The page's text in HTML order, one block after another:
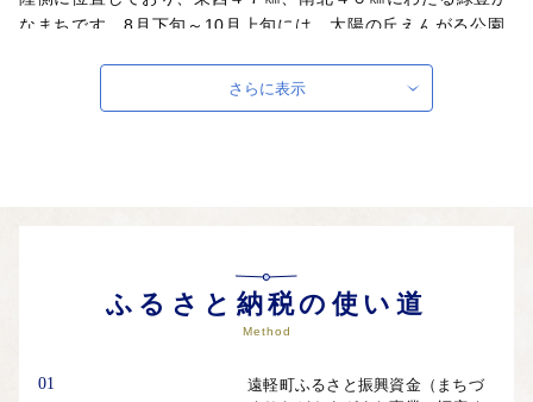
なまちです。8月下旬～10月上旬には、太陽の丘えんがる公園
のようなパノラマシーンで訪れる人をしばし感動の世界へと誘
ってくれます。
個人情報の保護は遷移先サイトの方針に従います。
さらに表示
ふるさと納税の使い道
Method
01
遠軽町ふるさと振興資金（まちづ